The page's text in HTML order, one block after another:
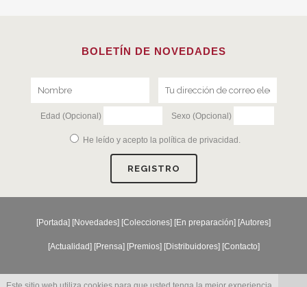
BOLETÍN DE NOVEDADES
Edad (Opcional) Sexo (Opcional)
He leído y acepto la política de privacidad .
[Portada] [Novedades] [Colecciones] [En preparación] [Autores]
[Actualidad] [Prensa] [Premios] [Distribuidores] [Contacto]